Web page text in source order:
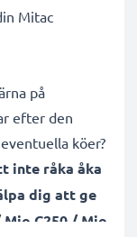
Mitac
på
efter den
köer?
inte råka åka
dig att ge
C250 / Mio